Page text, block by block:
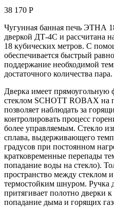
38 170 Р
Чугунная банная печь ЭТНА
дверкой ДТ-4С и рассчитана
18 кубических метров. С
обеспечивается быстрый
поддержание необходимой
достаточного количества пара.
Дверка имеет
стеклом SCHOTT ROBAX на
позволяет наблюдать за
контролировать процесс
более управляемым. Стекло
сплава, выдерживающего
градусов при постоянном
кратковременные перепады
попадание воды на стекло).
пространство между стеклом
термостойким шнуром. Ручка
притягивает полотно дверки
попадание дыма и горящих